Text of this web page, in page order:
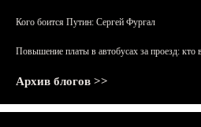
Кого боится Путин: Сергей Фургал
Повышение платы в автобусах за проезд: кто
Архив блогов >>